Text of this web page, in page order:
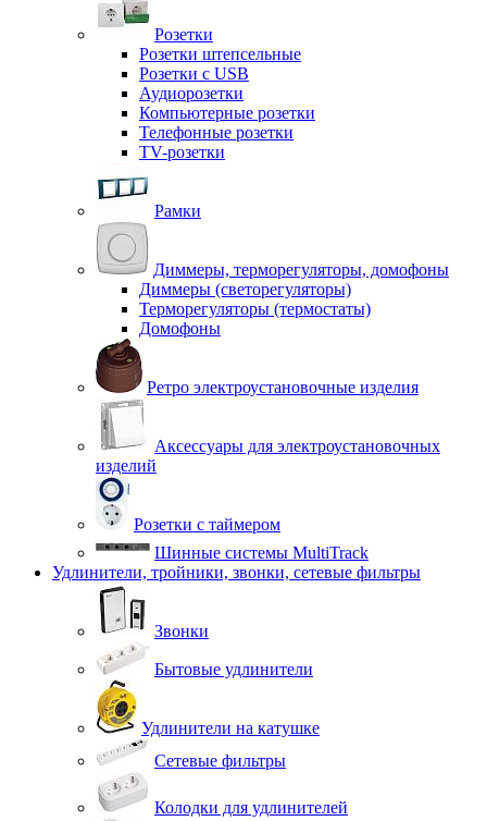
Розетки
Розетки штепсельные
Розетки с USB
Аудиорозетки
Компьютерные розетки
Телефонные розетки
TV-розетки
Рамки
Диммеры, терморегуляторы, домофоны
Диммеры (светорегуляторы)
Терморегуляторы (термостаты)
Домофоны
Ретро электроустановочные изделия
Аксессуары для электроустановочных
изделий
Розетки с таймером
Шинные системы MultiTrack
Удлинители, тройники, звонки, сетевые фильтры
Звонки
Бытовые удлинители
Удлинители на катушке
Сетевые фильтры
Колодки для удлинителей